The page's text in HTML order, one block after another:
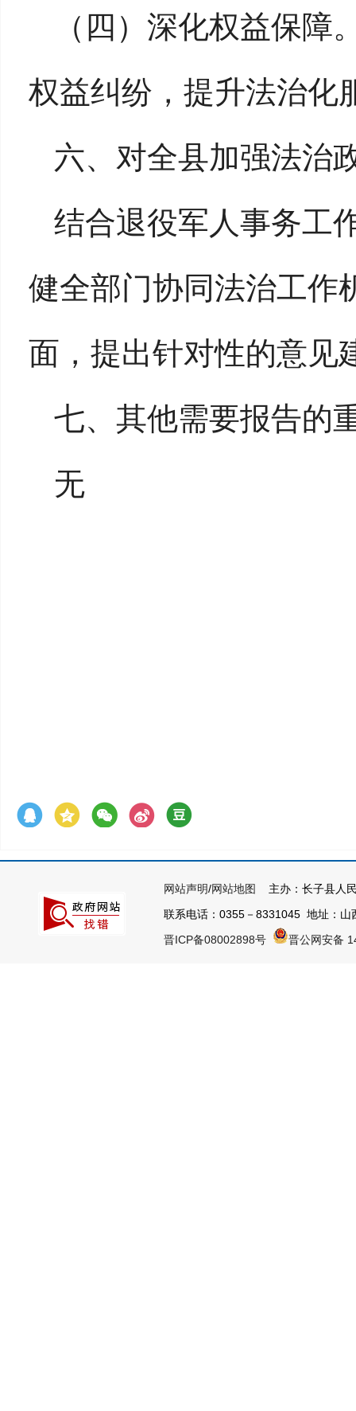
（四）深化权益保障
权益纠纷，提升法治化
六、对全县加强法治
结合退役军人事务工
健全部门协同法治工作
面，提出针对性的意见
七、其他需要报告的
无
网站声明/网站地图
主办：长子县人
联系电话：0355－8331045 地址：
晋ICP备08002898号
晋公网安备